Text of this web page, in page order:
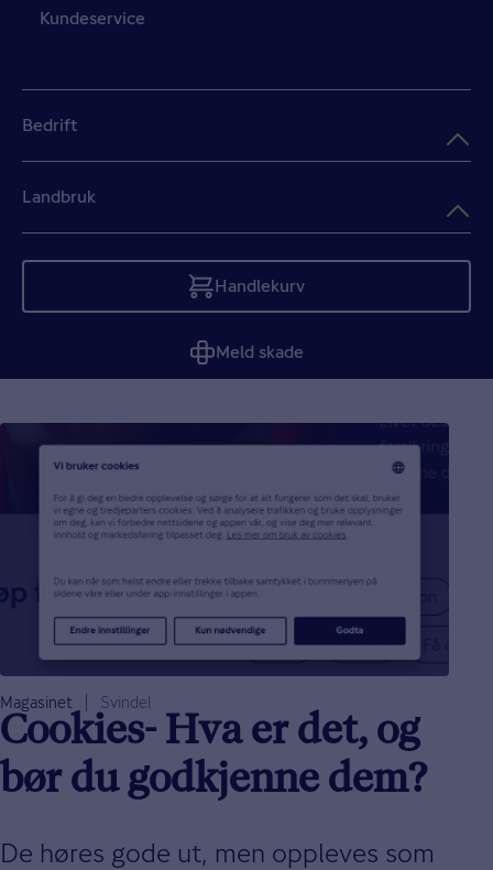
Kundeservice
Bedrift
Landbruk
Handlekurv
Tom
Meld skade
Magasinet Svindel
Cookies- Hva er det, og
bør du godkjenne dem?
De høres gode ut, men oppleves som